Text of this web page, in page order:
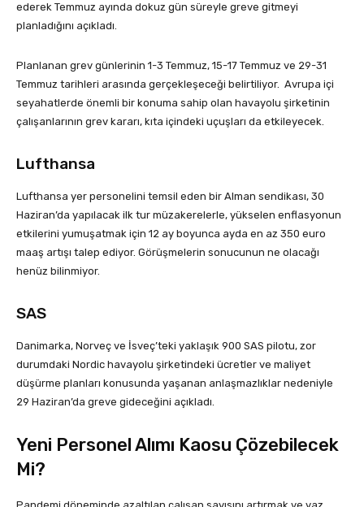
ederek Temmuz ayında dokuz gün süreyle greve gitmeyi
planladığını açıkladı.
Planlanan grev günlerinin 1-3 Temmuz, 15-17 Temmuz ve 29-31
Temmuz tarihleri arasında gerçekleşeceği belirtiliyor. Avrupa içi
seyahatlerde önemli bir konuma sahip olan havayolu şirketinin
çalışanlarının grev kararı, kıta içindeki uçuşları da etkileyecek.
Lufthansa
Lufthansa yer personelini temsil eden bir Alman sendikası, 30
Haziran’da yapılacak ilk tur müzakerelerle, yükselen enflasyonun
etkilerini yumuşatmak için 12 ay boyunca ayda en az 350 euro
maaş artışı talep ediyor. Görüşmelerin sonucunun ne olacağı
henüz bilinmiyor.
SAS
Danimarka, Norveç ve İsveç’teki yaklaşık 900 SAS pilotu, zor
durumdaki Nordic havayolu şirketindeki ücretler ve maliyet
düşürme planları konusunda yaşanan anlaşmazlıklar nedeniyle
29 Haziran’da greve gideceğini açıkladı.
Yeni Personel Alımı Kaosu Çözebilecek
Mi?